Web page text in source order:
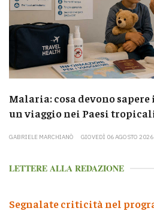
Malaria: cosa devono
un viaggio nei Paesi
GABRIELE MARCHIANÒ GIOVEDÌ 06 AGOSTO
LETTERE ALLA REDAZIONE
Segnalate criticità nel